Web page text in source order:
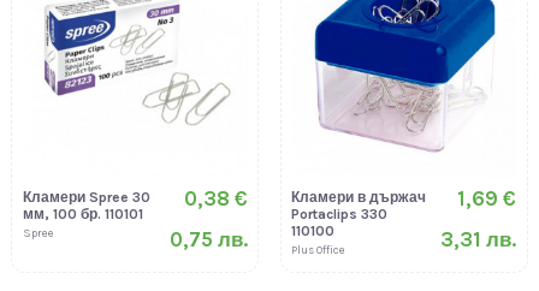
Кламери Spree 30
мм, 100 бр. 110101
Spree
0,38 €
0,75 лв.
Кламери в държач
Portaclips 330
110100
Plus Office
1,69 €
3,31 лв.